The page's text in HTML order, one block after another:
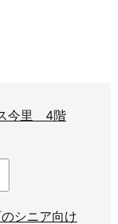
今里 4階
シニア向け